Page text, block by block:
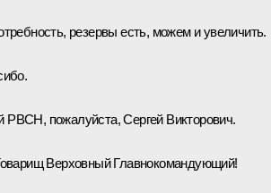
резервы есть, можем и увеличить.
пожалуйста, Сергей Викторович.
Верховный Главнокомандующий!